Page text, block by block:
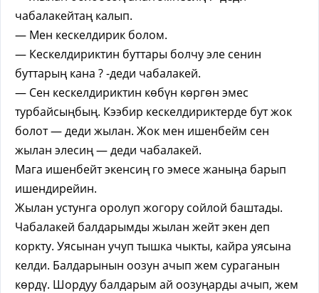
чабалакейтаң калып.
— Мен кескелдирик болом.
— Кескелдириктин буттары болчу эле сенин
буттарың кана ? -деди чабалакей.
— Сен кескелдириктин көбүн көргөн эмес
турбайсыңбың. Кээбир кескелдириктерде бут жок
болот — деди жылан. Жок мен ишенбейм сен
жылан элесиң — деди чабалакей.
Мага ишенбейт экенсиң го эмесе жаныңа барып
ишендирейин.
Жылан устунга оролуп жогору сойлой баштады.
Чабалакей балдарымды жылан жейт экен деп
коркту. Уясынан учуп тышка чыкты, кайра уясына
келди. Балдарынын оозун ачып жем сураганын
көрдү. Шордуу балдарым ай оозуңарды ачып, жем